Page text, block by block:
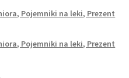
Pojemniki na leki, Prezent
Pojemniki na leki, Prezent